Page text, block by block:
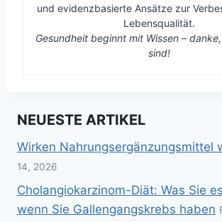
und evidenzbasierte Ansätze zur
Lebensqualität.
Gesundheit beginnt mit Wissen –
sind!
NEUESTE ARTIKEL
Wirken Nahrungsergänzungsmittel
14, 2026
Cholangiokarzinom-Diät: Was Sie
wenn Sie Gallengangskrebs haben